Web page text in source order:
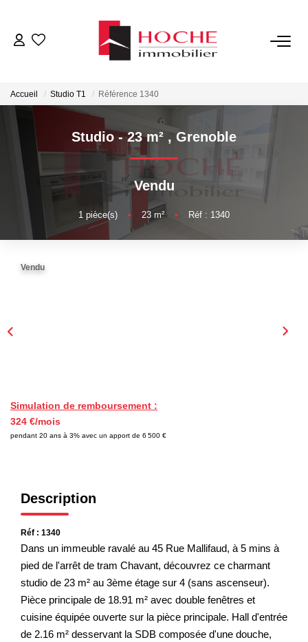
GESTION LOCATIVE
NOTRE AGENCE
ESTIMATION
Accueil Studio T1 Référence 1340
Studio - 23 m² ,Grenoble
Vendu
1 pièce(s) • 23 m² • Réf : 1340
Vendu
Simulation de remboursement :
324 €/mois
pendant 20 ans à 3% avec un apport de 6 500 €
Description
Réf : 1340
Dans un immeuble ravalé au 45 Rue Mallifaud, à 5 mins à
pied de l'arrêt de tram Chavant, découvrez ce charmant
studio de 23 m² au 3ème étage sur 4 (sans ascenseur).
Pièce principale de 18.91 m² avec double fenêtres et
cuisine équipée ouverte sur la pièce principale. Hall d'entrée
de 2.16 m² desservant la SDB composée d'une douche,